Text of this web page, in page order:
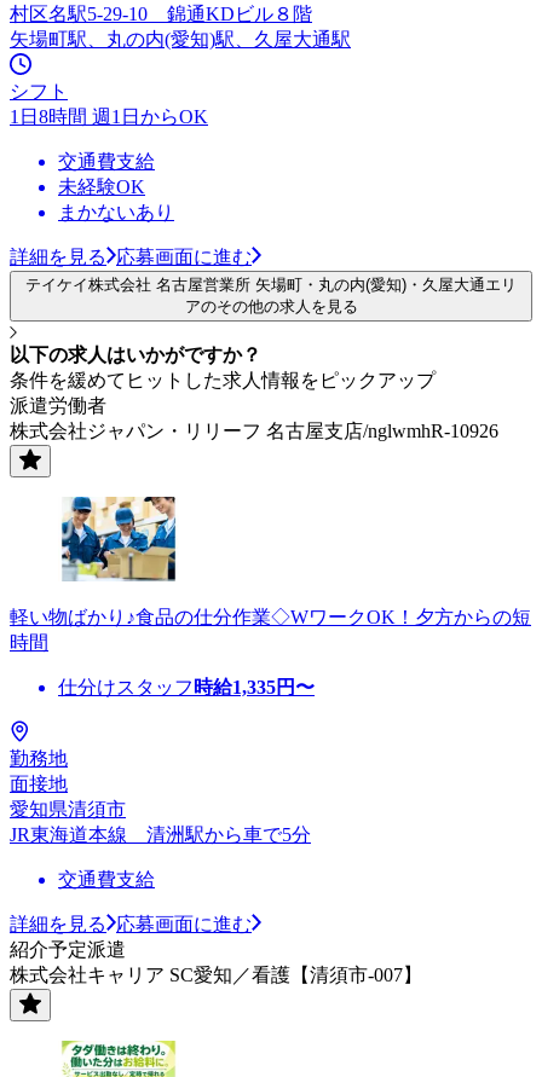
村区名駅5-29-10 錦通KDビル８階
矢場町駅、丸の内(愛知)駅、久屋大通駅
シフト
1日8時間 週1日からOK
交通費支給
未経験OK
まかないあり
詳細を見る 応募画面に進む
テイケイ株式会社 名古屋営業所 矢場町・丸の内(愛知)・久屋大通エリ
アのその他の求人を見る
以下の求人はいかがですか？
条件を緩めてヒットした求人情報をピックアップ
派遣労働者
株式会社ジャパン・リリーフ 名古屋支店/nglwmhR-10926
軽い物ばかり♪食品の仕分作業◇WワークOK！夕方からの短
時間
仕分けスタッフ 時給1,335円〜
勤務地
面接地
愛知県清須市
JR東海道本線 清洲駅から車で5分
交通費支給
詳細を見る
応募画面に進む
紹介予定派遣
株式会社キャリア SC愛知／看護【清須市-007】